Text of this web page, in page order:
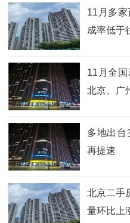
11月多
成率低于
11月全
北京、广
多地出台
再提速
北京二手
量环比上